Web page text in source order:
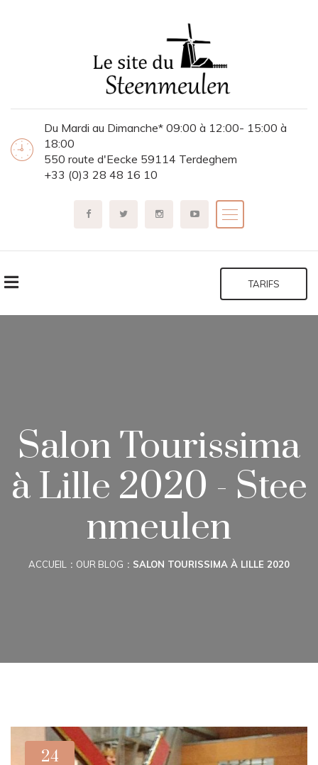
Du Mardi au Dimanche* 09:00 à 12:00- 15:00 à
18:00
550 route d'Eecke 59114 Terdeghem
+33 (0)3 28 48 16 10
TARIFS
Salon Tourissima
à Lille 2020 - Stee
nmeulen
ACCUEIL OUR BLOG SALON TOURISSIMA À LILLE 2020
24